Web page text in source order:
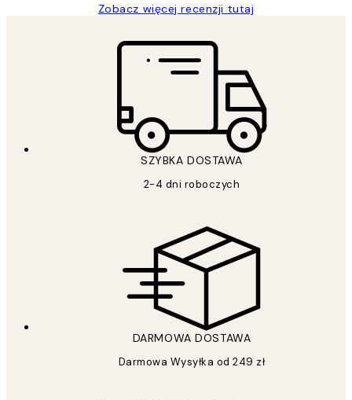
Zobacz więcej recenzji tutaj
SZYBKA DOSTAWA
2-4 dni roboczych
DARMOWA DOSTAWA
Darmowa Wysyłka od 249 zł